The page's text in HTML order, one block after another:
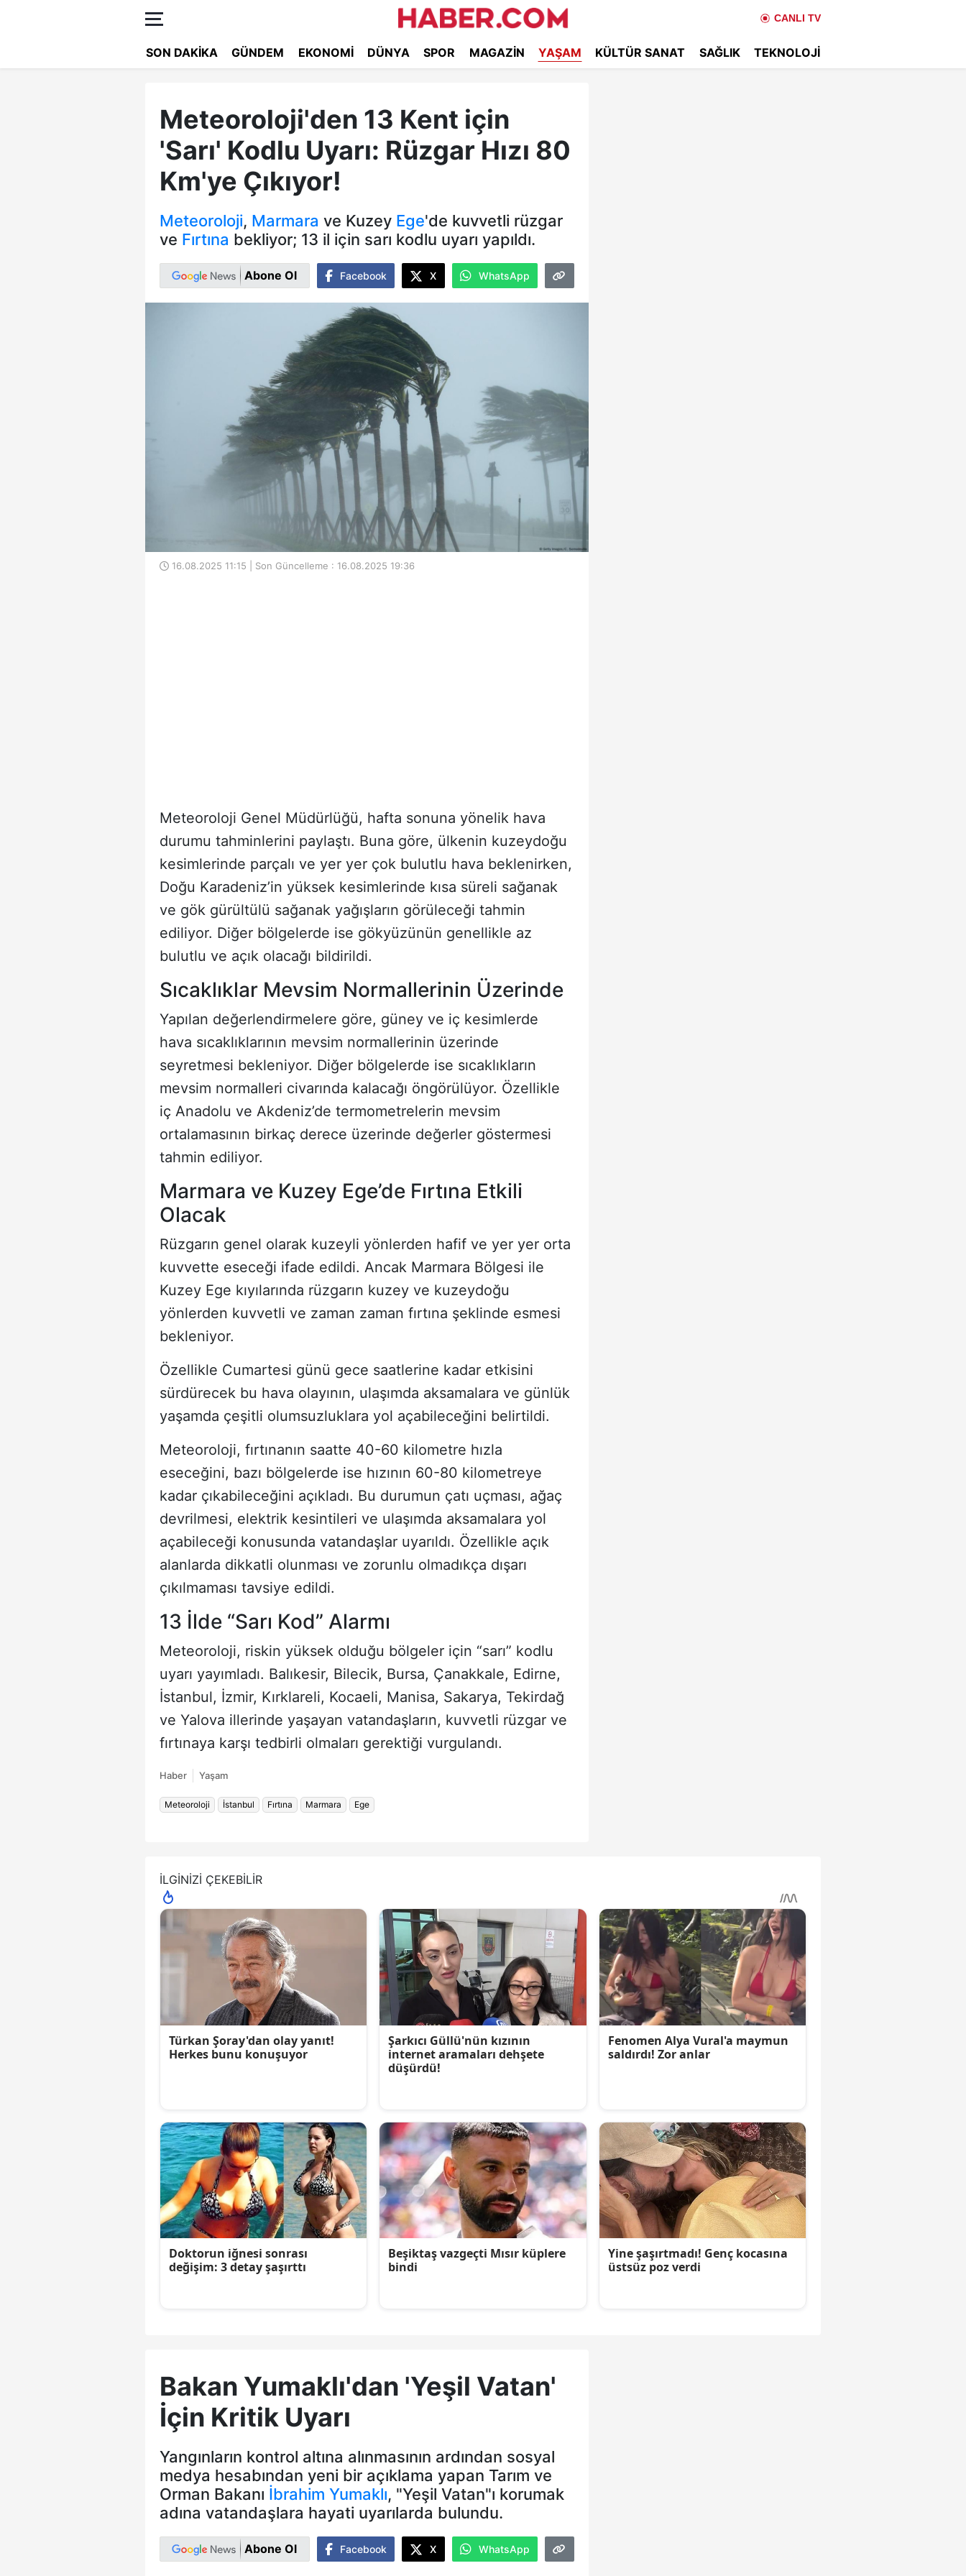
CANLI TV
SON DAKIKA GÜNDEM EKONOMI DÜNYA SPOR MAGAZIN YAŞAM KÜLTÜR SANAT SAĞLIK TEKNOLOJI
Meteoroloji'den 13 Kent için
'Sarı' Kodlu Uyarı: Rüzgar Hızı 80
Km'ye Çıkıyor!
Meteoroloji, Marmara ve Kuzey Ege'de kuvvetli rüzgar
ve Fırtına bekliyor; 13 il için sarı kodlu uyarı yapıldı.
Abone Ol Facebook X WhatsApp
16.08.2025 11:15 | Son Güncelleme : 16.08.2025 19:36
Meteoroloji Genel Müdürlüğü, hafta sonuna yönelik hava
durumu tahminlerini paylaştı. Buna göre, ülkenin kuzeydoğu
kesimlerinde parçalı ve yer yer çok bulutlu hava beklenirken,
Doğu Karadeniz’in yüksek kesimlerinde kısa süreli sağanak
ve gök gürültülü sağanak yağışların görüleceği tahmin
ediliyor. Diğer bölgelerde ise gökyüzünün genellikle az
bulutlu ve açık olacağı bildirildi.
Sıcaklıklar Mevsim Normallerinin Üzerinde
Yapılan değerlendirmelere göre, güney ve iç kesimlerde
hava sıcaklıklarının mevsim normallerinin üzerinde
seyretmesi bekleniyor. Diğer bölgelerde ise sıcaklıkların
mevsim normalleri civarında kalacağı öngörülüyor. Özellikle
iç Anadolu ve Akdeniz’de termometrelerin mevsim
ortalamasının birkaç derece üzerinde değerler göstermesi
tahmin ediliyor.
Marmara ve Kuzey Ege’de Fırtına Etkili
Olacak
Rüzgarın genel olarak kuzeyli yönlerden hafif ve yer yer orta
kuvvette eseceği ifade edildi. Ancak Marmara Bölgesi ile
Kuzey Ege kıyılarında rüzgarın kuzey ve kuzeydoğu
yönlerden kuvvetli ve zaman zaman fırtına şeklinde esmesi
bekleniyor.
Özellikle Cumartesi günü gece saatlerine kadar etkisini
sürdürecek bu hava olayının, ulaşımda aksamalara ve günlük
yaşamda çeşitli olumsuzluklara yol açabileceğini belirtildi.
Meteoroloji, fırtınanın saatte 40-60 kilometre hızla
eseceğini, bazı bölgelerde ise hızının 60-80 kilometreye
kadar çıkabileceğini açıkladı. Bu durumun çatı uçması, ağaç
devrilmesi, elektrik kesintileri ve ulaşımda aksamalara yol
açabileceği konusunda vatandaşlar uyarıldı. Özellikle açık
alanlarda dikkatli olunması ve zorunlu olmadıkça dışarı
çıkılmaması tavsiye edildi.
13 İlde “Sarı Kod” Alarmı
Meteoroloji, riskin yüksek olduğu bölgeler için “sarı” kodlu
uyarı yayımladı. Balıkesir, Bilecik, Bursa, Çanakkale, Edirne,
İstanbul, İzmir, Kırklareli, Kocaeli, Manisa, Sakarya, Tekirdağ
ve Yalova illerinde yaşayan vatandaşların, kuvvetli rüzgar ve
fırtınaya karşı tedbirli olmaları gerektiği vurgulandı.
Haber Yaşam
Meteoroloji İstanbul Fırtına Marmara Ege
İLGİNİZİ ÇEKEBİLİR
Bakan Yumaklı'dan 'Yeşil Vatan'
İçin Kritik Uyarı
Yangınların kontrol altına alınmasının ardından sosyal
medya hesabından yeni bir açıklama yapan Tarım ve
Orman Bakanı İbrahim Yumaklı, "Yeşil Vatan"ı korumak
adına vatandaşlara hayati uyarılarda bulundu.
Abone Ol Facebook X WhatsApp